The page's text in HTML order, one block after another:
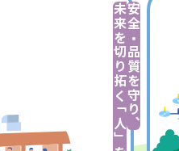
安全・品質を守り、